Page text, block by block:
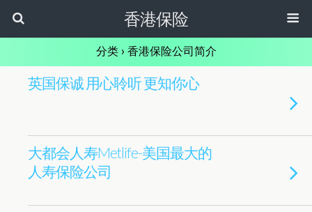
香港保险
分类 › 香港保险公司简介
英国保诚 用心聆听 更知你心
大都会人寿Metlife-美国最大的
人寿保险公司